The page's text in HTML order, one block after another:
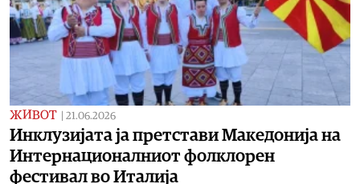
ЖИВОТ 21.06.2026
Инклузијата ја претстави Македонија на
Интернационалниот фолклорен
фестивал во Италија